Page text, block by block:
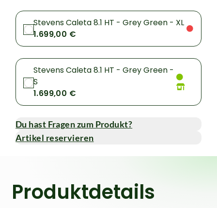
Stevens Caleta 8.1 HT - Grey Green - XL
1.699,00 €
Stevens Caleta 8.1 HT - Grey Green -
S
1.699,00 €
Du hast Fragen zum Produkt?
Artikel reservieren
Produktdetails